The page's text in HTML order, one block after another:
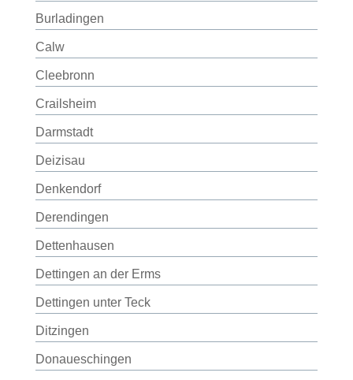
Burladingen
Calw
Cleebronn
Crailsheim
Darmstadt
Deizisau
Denkendorf
Derendingen
Dettenhausen
Dettingen an der Erms
Dettingen unter Teck
Ditzingen
Donaueschingen